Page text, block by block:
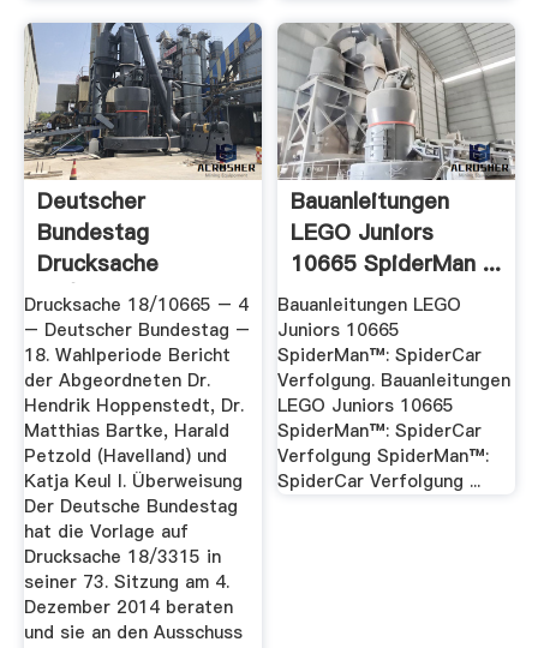
Deutscher
Bundestag
Drucksache
18/10665
Drucksache 18/10665 – 4
– Deutscher Bundestag –
18. Wahlperiode Bericht
der Abgeordneten Dr.
Hendrik Hoppenstedt, Dr.
Matthias Bartke, Harald
Petzold (Havelland) und
Katja Keul I. Überweisung
Der Deutsche Bundestag
hat die Vorlage auf
Drucksache 18/3315 in
seiner 73. Sitzung am 4.
Dezember 2014 beraten
und sie an den Ausschuss
Bauanleitungen
LEGO Juniors
10665 SpiderMan ...
Bauanleitungen LEGO
Juniors 10665
SpiderMan™: SpiderCar
Verfolgung. Bauanleitungen
LEGO Juniors 10665
SpiderMan™: SpiderCar
Verfolgung SpiderMan™:
SpiderCar Verfolgung ...